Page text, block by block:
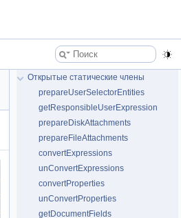
Открытые статические члены
prepareUserSelectorEntities
getResponsibleUserExpression
prepareDiskAttachments
prepareFileAttachments
convertExpressions
unConvertExpressions
convertProperties
unConvertProperties
getDocumentFields